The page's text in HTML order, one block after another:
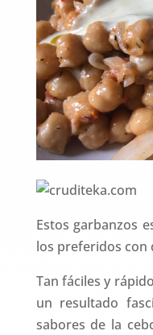
Estos garbanzos
los preferidos con
Tan fáciles y
un resultado
sabores de la